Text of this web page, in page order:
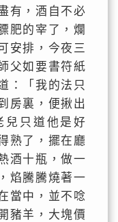
有，酒自不必
肥的宰了，爛
安排，今夜三
父如要書符紙
：「我的法只
房裏，便揪出
兒只道他是好
熟了，擺在廳
酒十瓶，做一
焰騰騰燒著一
當中，並不唸
豬羊，大塊價